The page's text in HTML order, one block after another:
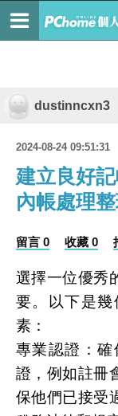
dustinncxn3
2024-08-24 09:51:31
建立良好
內帳處理整
留言 0 收藏 0
選擇一位優秀
要。以下是幾
素：
專業認證：
證，例如註冊
保他們已接受